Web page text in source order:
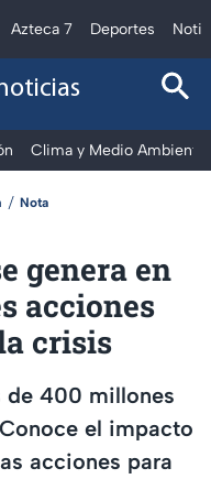
Azteca 7 Deportes
Clima y Medio Ambiente
Nota
genera en
acciones
crisis
de 400 millones
el impacto
acciones para